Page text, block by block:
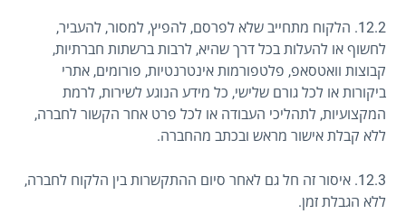
12.2. הלקוח מתחייב שלא לפרסם, להפיץ, למסור, להעביר,
לחשוף או להעלות בכל דרך שהיא, לרבות ברשתות חברתיות,
קבוצות וואטסאפ, פלטפורמות אינטרנטיות, פורומים, אתרי
ביקורות או לכל גורם שלישי, כל מידע הנוגע לשירות, לרמת
המקצועיות, לתהליכי העבודה או לכל פרט אחר הקשור לחברה,
ללא קבלת אישור מראש ובכתב מהחברה.
12.3. איסור זה חל גם לאחר סיום ההתקשרות בין הלקוח לחברה,
ללא הגבלת זמן.